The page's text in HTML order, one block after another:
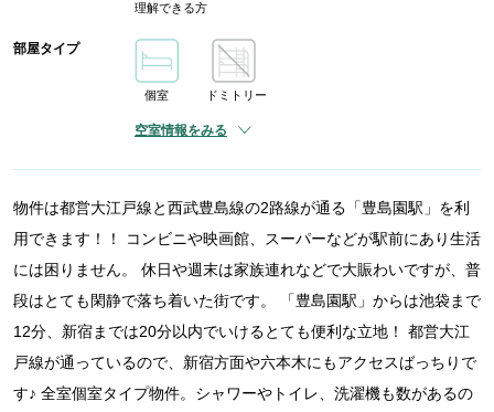
理解できる方
部屋タイプ
個室 ドミトリー
空室情報をみる
物件は都営大江戸線と西武豊島線の2路線が通る「豊島園駅」を利
用できます！！ コンビニや映画館、スーパーなどが駅前にあり生活
には困りません。 休日や週末は家族連れなどで大賑わいですが、普
段はとても閑静で落ち着いた街です。 「豊島園駅」からは池袋まで
12分、新宿までは20分以内でいけるとても便利な立地！ 都営大江
戸線が通っているので、新宿方面や六本木にもアクセスばっちりで
す♪ 全室個室タイプ物件。シャワーやトイレ、洗濯機も数があるの